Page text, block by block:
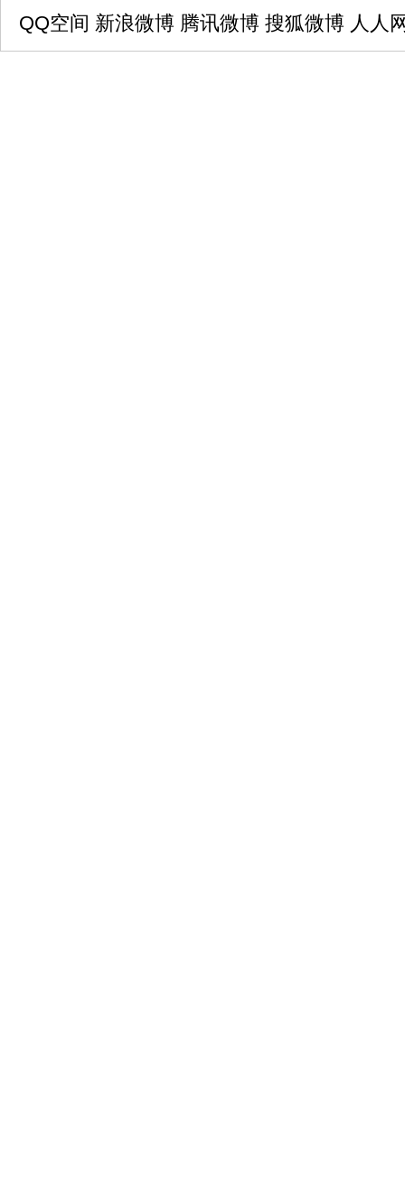
QQ空间 新浪微博 腾讯微博 搜狐微博 人人